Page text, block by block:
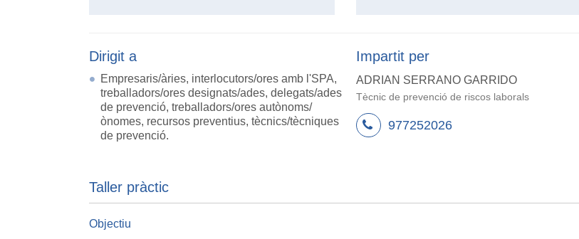
Dirigit a
Empresaris/àries, interlocutors/ores amb l'SPA,
treballadors/ores designats/ades, delegats/ades
de prevenció, treballadors/ores autònoms/
ònomes, recursos preventius, tècnics/tècniques
de prevenció.
Impartit per
ADRIAN SERRANO GARRIDO
Tècnic de prevenció de riscos laborals
977252026
Taller pràctic
Objectiu